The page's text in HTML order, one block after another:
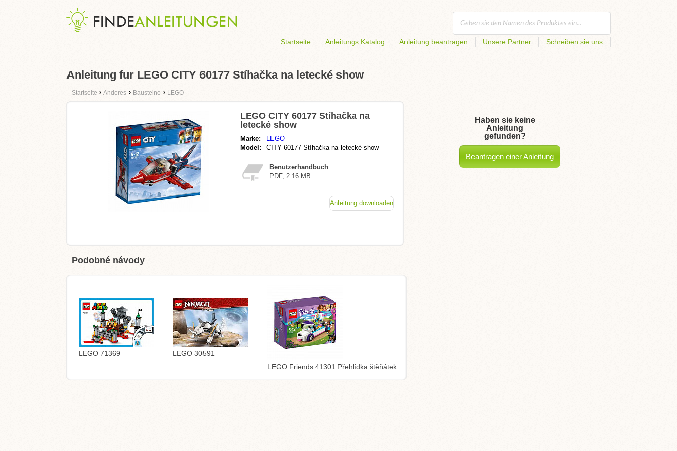
Startseite Anleitungs Katalog Anleitung beantragen Unsere Partner Schreiben sie uns
Anleitung fur LEGO CITY 60177 Stíhačka na letecké show
Startseite › Anderes › Bausteine › LEGO
LEGO CITY 60177 Stíhačka na
letecké show
Marke:
LEGO
Model:
CITY 60177 Stíhačka na letecké show
Benutzerhandbuch
PDF, 2.16 MB
Anleitung downloaden
Podobné návody
LEGO 71369
LEGO 30591
LEGO Friends 41301 Přehlídka štěňátek
Haben sie keine
Anleitung
gefunden?
Beantragen einer Anleitung